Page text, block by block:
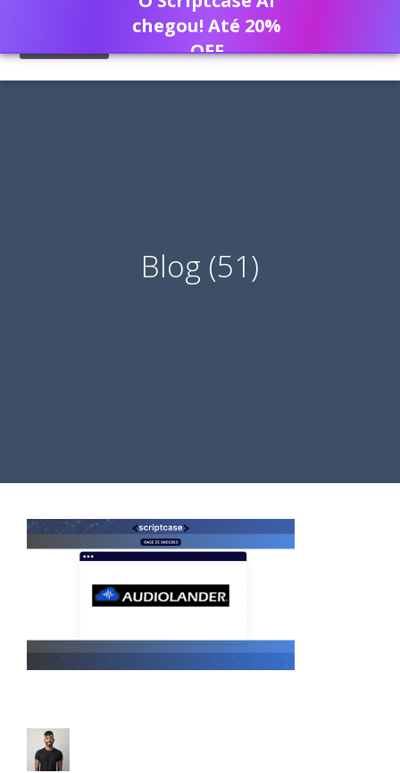
Blog (51)
chegou! Até 20%
OFF